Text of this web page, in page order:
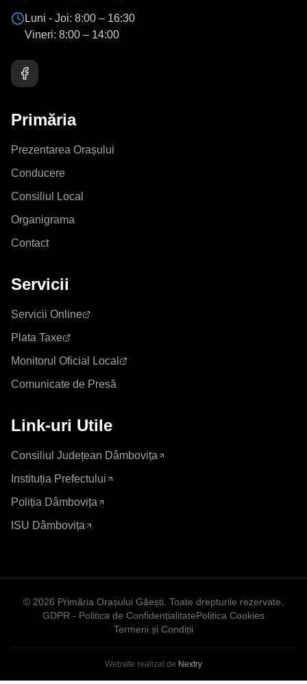
Luni - Joi: 8:00 – 16:30
Vineri: 8:00 – 14:00
Primăria
Prezentarea Orașului
Conducere
Consiliul Local
Organigrama
Contact
Servicii
Servicii Online
Plata Taxe
Monitorul Oficial Local
Comunicate de Presă
Link-uri Utile
Consiliul Județean Dâmbovița
Instituția Prefectului
Poliția Dâmbovița
ISU Dâmbovița
© 2026 Primăria Orașului Găești . Toate drepturile rezervate.
GDPR - Politica de ConfidențialitatePolitica Cookies
Termeni și Condiții
Website realizat de Nextry